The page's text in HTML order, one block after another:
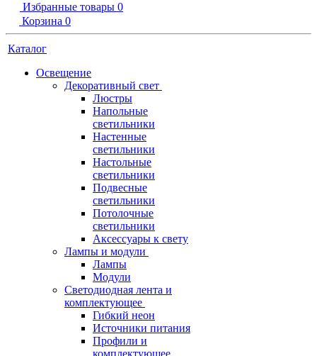
Избранные товары 0
Корзина 0
Каталог
Освещение
Декоративный свет
Люстры
Напольные
светильники
Настенные
светильники
Настольные
светильники
Подвесные
светильники
Потолочные
светильники
Аксессуары к свету
Лампы и модули
Лампы
Модули
Светодиодная лента и
комплектующее
Гибкий неон
Источники питания
Профили и
комплектующее